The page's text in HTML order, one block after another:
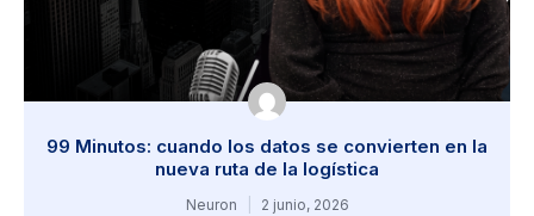
99 Minutos: cuando los datos se convierten en la
nueva ruta de la logística
Neuron 2 junio, 2026